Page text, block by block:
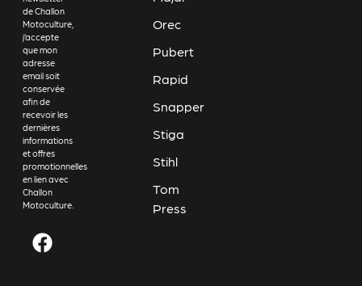
de Challon
Motoculture,
j’accepte
que mon
adresse
email soit
conservée
afin de
recevoir les
dernières
informations
et offres
promotionnelles
en lien avec
Challon
Motoculture.
Orec
Pubert
Rapid
Snapper
Stiga
Stihl
Tom
Press